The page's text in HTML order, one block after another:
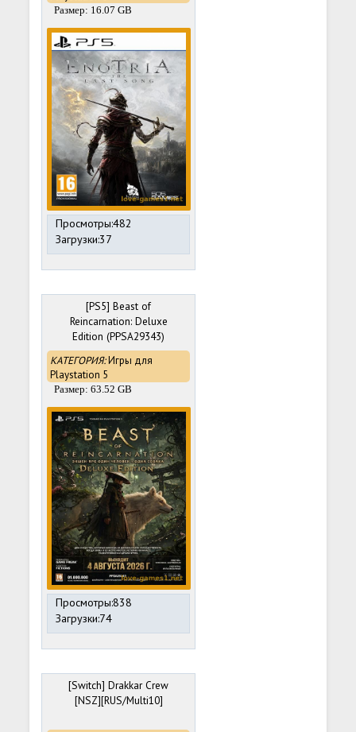
Размер: 16.07 GB
Просмотры:482
Загрузки:37
[PS5] Beast of
Reincarnation: Deluxe
Edition (PPSA29343)
[01.000.000] [exfat]
КАТЕГОРИЯ:Игры для
Playstation 5
Размер: 63.52 GB
Просмотры:838
Загрузки:74
[Switch] Drakkar Crew
[NSZ][RUS/Multi10]